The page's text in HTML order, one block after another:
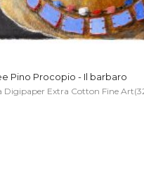
Pino Procopio - Il barbaro
Digipaper Extra Cotton Fine